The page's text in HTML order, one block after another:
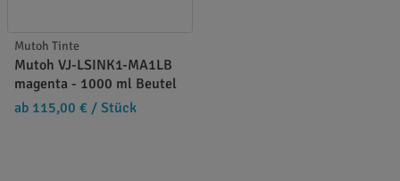
Mutoh Tinte
Mutoh VJ-LSINK1-MA1LB
magenta - 1000 ml Beutel
ab 115,00 € / Stück